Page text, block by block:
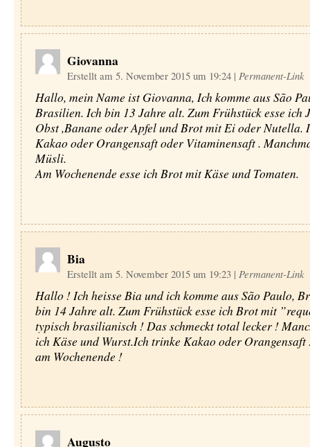
Giovanna
Erstellt am 5. November 2015 um 19:24 | Permanent-Link
Hallo, mein Name ist Giovanna, Ich komme aus São
Brasilien. Ich bin 13 Jahre alt. Zum Frühstück esse ich
Obst ,Banane oder Apfel und Brot mit Ei oder Nutella.
Kakao oder Orangensaft oder Vitaminensaft .
Müsli.
Am Wochenende esse ich Brot mit Käse und Tomaten.
Bia
Erstellt am 5. November 2015 um 19:23 | Permanent-Link
Hallo ! Ich heisse Bia und ich komme aus São Paulo,
bin 14 Jahre alt. Zum Frühstück esse ich Brot mit
typisch brasilianisch ! Das schmeckt total lecker !
ich Käse und Wurst.Ich trinke Kakao oder
am Wochenende !
Augusto